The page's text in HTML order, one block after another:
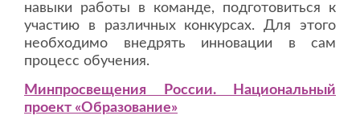
навыки работы в команде, подготовиться к
участию в различных конкурсах. Для этого
необходимо внедрять инновации в сам
процесс обучения.
Минпросвещения России. Национальный
проект «Образование»